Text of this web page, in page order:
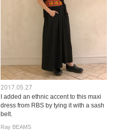
2017.05.27
I added an ethnic accent to this maxi
dress from RBS by tying it with a sash
belt.
Ray BEAMS